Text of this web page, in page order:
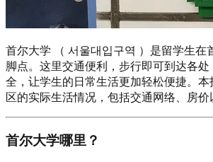
首尔大学 （ 서울대입구역 ）是留学生在
脚点。这里交通便利，步行即可到达各
全，让学生的日常生活更加轻松便捷。
区的实际生活情况，包括交通网络、房价
首尔大学哪里？